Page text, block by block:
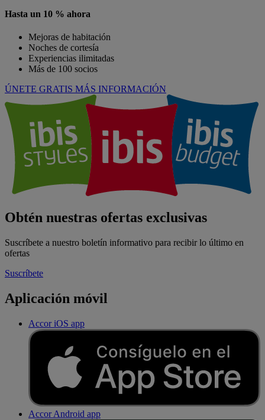
Hasta un 10 % ahora
Mejoras de habitación
Noches de cortesía
Experiencias ilimitadas
Más de 100 socios
ÚNETE GRATIS MÁS INFORMACIÓN
Obtén nuestras ofertas exclusivas
Suscríbete a nuestro boletín informativo para recibir lo último en
ofertas
Suscríbete
Aplicación móvil
Accor iOS app
Accor Android app